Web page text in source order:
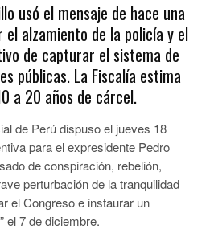
usó el mensaje de hace una
alzamiento de la policía y el
de capturar el sistema de
públicas. La Fiscalía estima
a 20 años de cárcel.
de Perú dispuso el jueves 18
para el expresidente Pedro
de conspiración, rebelión,
perturbación de la tranquilidad
el Congreso e instaurar un
el 7 de diciembre.